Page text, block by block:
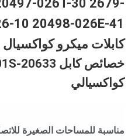
026T-30 2679-
10 20498-026E-41
كابلات ميكرو كواكسيال
كواكسيالي
مناسبة للمساحات الصغيرة